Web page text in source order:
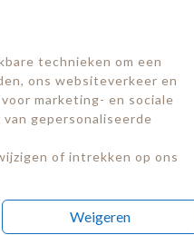
technieken om een
ons websiteverkeer en
marketing- en sociale
gepersonaliseerde
of intrekken op ons
Weigeren